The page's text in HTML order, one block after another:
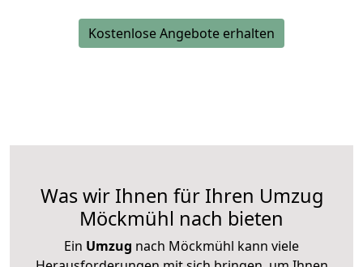
Kostenlose Angebote erhalten
Was wir Ihnen für Ihren Umzug
Möckmühl nach bieten
Ein Umzug nach Möckmühl kann viele